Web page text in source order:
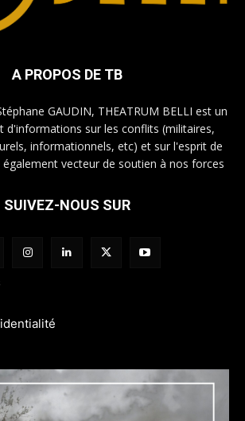
A PROPOS DE TB
GAUDIN, THEATRUM BELLI est un
d'informations sur les conflits (militaires,
informationnels, etc) et sur l'esprit de
également vecteur de soutien à nos forces
SUIVEZ-NOUS SUR